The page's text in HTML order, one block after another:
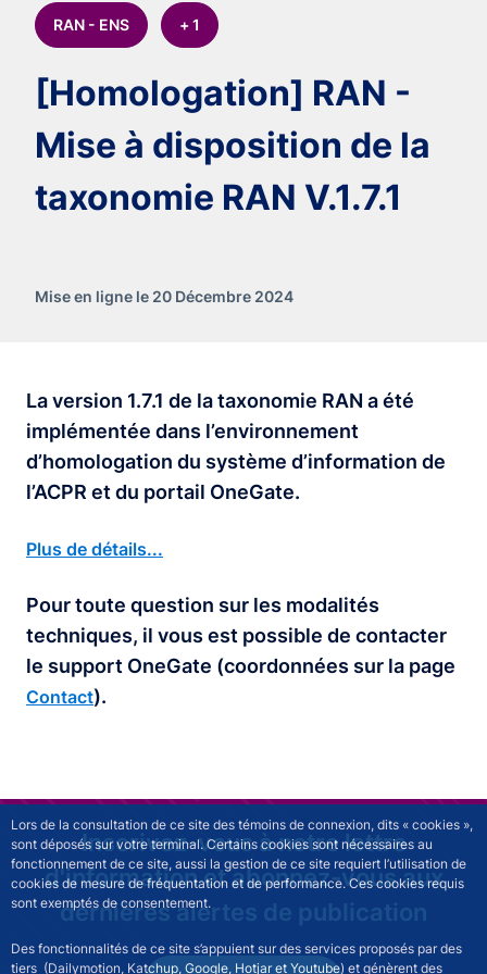
Lors de la consultation de ce site des témoins de connexion, dits « cookies »,
sont déposés sur votre terminal. Certains cookies sont nécessaires au
fonctionnement de ce site, aussi la gestion de ce site requiert l’utilisation de
cookies de mesure de fréquentation et de performance. Ces cookies requis
sont exemptés de consentement.
Des fonctionnalités de ce site s’appuient sur des services proposés par des
tiers (Dailymotion, Katchup, Google, Hotjar et Youtube) et génèrent des
RAN - ENS + 1
[Homologation] RAN -
Mise à disposition de la
taxonomie RAN V.1.7.1
Mise en ligne le 20 Décembre 2024
La version 1.7.1 de la taxonomie RAN a été
implémentée dans l’environnement
d’homologation du système d’information de
l’ACPR et du portail OneGate.
Plus de détails...
Pour toute question sur les modalités
techniques, il vous est possible de contacter
le support OneGate (coordonnées sur la page
Contact).
Inscrivez-vous à notre lettre
d'information et abonnez-vous aux
dernières alertes de publication